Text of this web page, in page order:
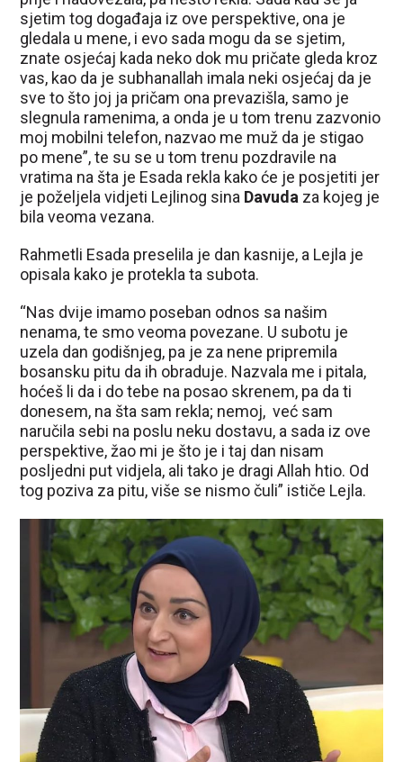
sjetim tog događaja iz ove perspektive, ona je
gledala u mene, i evo sada mogu da se sjetim,
znate osjećaj kada neko dok mu pričate gleda kroz
vas, kao da je subhanallah imala neki osjećaj da je
sve to što joj ja pričam ona prevazišla, samo je
slegnula ramenima, a onda je u tom trenu zazvonio
moj mobilni telefon, nazvao me muž da je stigao
po mene”, te su se u tom trenu pozdravile na
vratima na šta je Esada rekla kako će je posjetiti jer
je poželjela vidjeti Lejlinog sina Davuda za kojeg je
bila veoma vezana.
Rahmetli Esada preselila je dan kasnije, a Lejla je
opisala kako je protekla ta subota.
“Nas dvije imamo poseban odnos sa našim
nenama, te smo veoma povezane. U subotu je
uzela dan godišnjeg, pa je za nene pripremila
bosansku pitu da ih obraduje. Nazvala me i pitala,
hoćeš li da i do tebe na posao skrenem, pa da ti
donesem, na šta sam rekla; nemoj, već sam
naručila sebi na poslu neku dostavu, a sada iz ove
perspektive, žao mi je što je i taj dan nisam
posljedni put vidjela, ali tako je dragi Allah htio. Od
tog poziva za pitu, više se nismo čuli” ističe Lejla.